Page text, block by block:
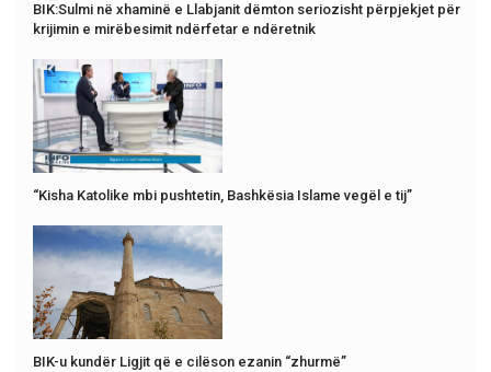
BIK:Sulmi në xhaminë e Llabjanit dëmton seriozisht përpjekjet për
krijimin e mirëbesimit ndërfetar e ndëretnik
“Kisha Katolike mbi pushtetin, Bashkësia Islame vegël e tij”
BIK-u kundër Ligjit që e cilëson ezanin “zhurmë”